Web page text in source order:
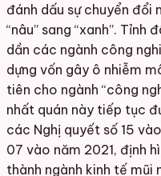
đánh dấu sự chuyển đổi
“nâu” sang “xanh”.
dần các ngành công
dựng vốn gây ô nhiễm
tiên cho ngành “công
nhất quán này tiếp tục
các Nghị quyết số 15
07 vào năm 2021, định
thành ngành kinh tế mũi